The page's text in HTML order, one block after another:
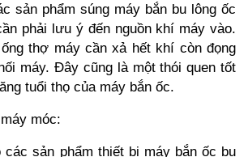
sản phẩm súng máy bắn bu lông ốc
phải lưu ý đến nguồn khí máy vào.
thợ máy cần xả hết khí còn đọng
máy. Đây cũng là một thói quen tốt
tuổi thọ của máy bắn ốc.
móc:
sản phẩm thiết bị máy bắn ốc bu